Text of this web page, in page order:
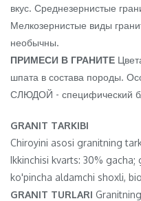
вкус. Среднезернистые
Мелкозернистые виды
необычны.
ПРИМЕСИ В ГРАНИТЕ
шпата в состава породы.
СЛЮДОЙ - специфический
GRANIT TARKIBI
Chiroyini asosi granitning
Ikkinchisi kvarts: 30%
ko'pincha aldamchi shoxli,
GRANIT TURLARI